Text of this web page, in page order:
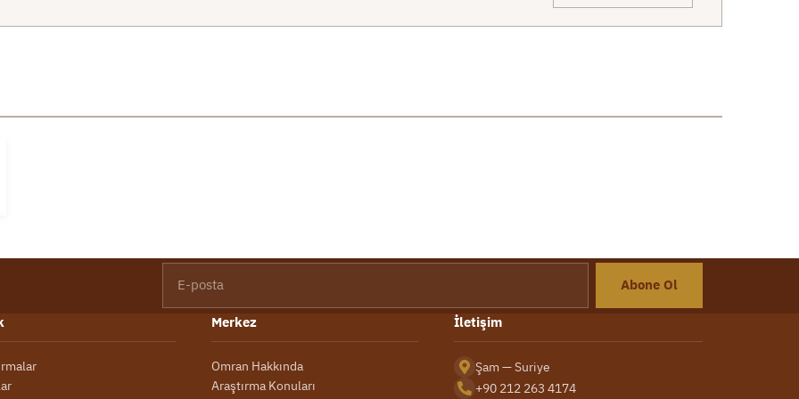
Abone Ol
Merkez
Omran Hakkında
Araştırma Konuları
İletişim
Şam — Suriye
+90 212 263 4174